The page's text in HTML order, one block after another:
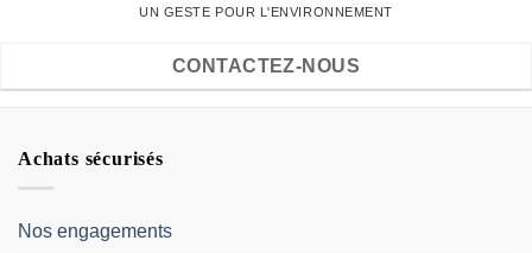
UN GESTE POUR L'ENVIRONNEMENT
CONTACTEZ-NOUS
Achats sécurisés
Nos engagements